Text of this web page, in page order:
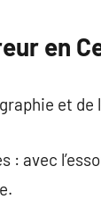
en
et
: avec